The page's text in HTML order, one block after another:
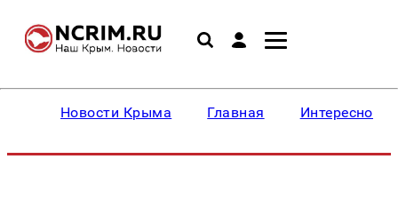
Новости Крыма Главная Интересное